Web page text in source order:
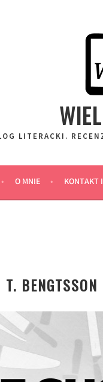
LITERACKI.
O MNIE KONTAKT